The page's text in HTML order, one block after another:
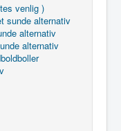
venlig )
sunde alternativ
alternativ
alternativ